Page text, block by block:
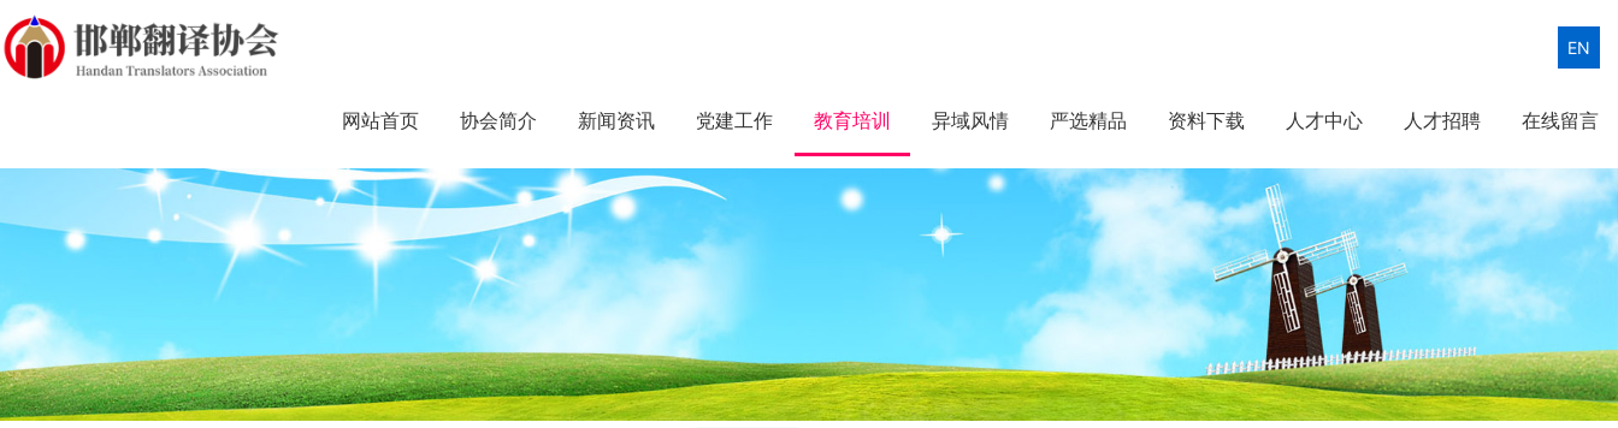
EN
网站首页 协会简介 新闻资讯 党建工作 教育培训 异域风情 严选精品 资料下载 人才中心 人才招聘 在线留言